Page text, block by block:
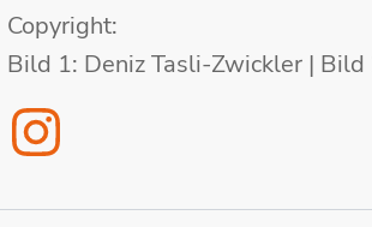
Copyright:
Bild 1: Deniz Tasli-Zwickler |